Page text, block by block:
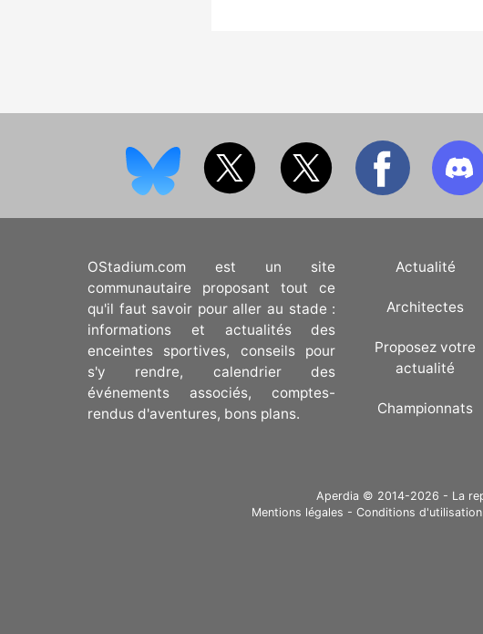
OStadium.com est un site
communautaire proposant tout ce
qu'il faut savoir pour aller au stade :
informations et actualités des
enceintes sportives, conseils pour
s'y rendre, calendrier des
événements associés, comptes-
rendus d'aventures, bons plans.
Actualité
Architectes
Proposez votre
actualité
Championnats
Aperdia © 2014-2026 - La
Mentions légales - Conditions d'utilisation